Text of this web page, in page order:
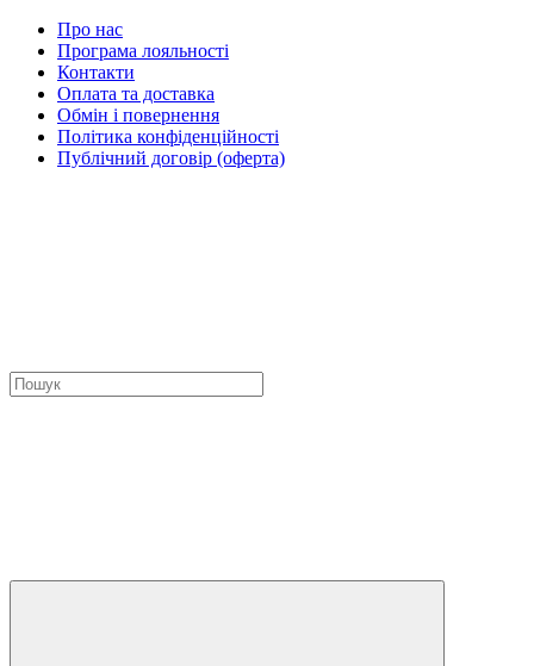
Про нас
Програма лояльності
Контакти
Оплата та доставка
Обмін і повернення
Політика конфіденційності
Публічний договір (оферта)